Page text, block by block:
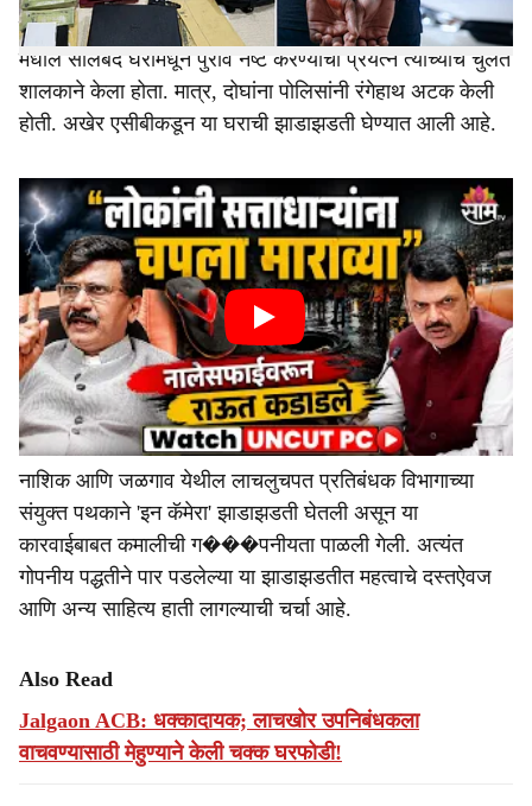
किरण चौधरी यांच्या जळगाव शहरातील साईप्रभा आर्केड अपार्टमेंट
मधील सीलबंद घरामधून पुरावे नष्ट करण्याचा प्रयत्न त्यांच्याच चुलत
शालकाने केला होता. मात्र, दोघांना पोलिसांनी रंगेहाथ अटक केली
होती. अखेर एसीबीकडून या घराची झाडाझडती घेण्यात आली आहे.
नाशिक आणि जळगाव येथील लाचलुचपत प्रतिबंधक विभागाच्या
संयुक्त पथकाने 'इन कॅमेरा' झाडाझडती घेतली असून या
कारवाईबाबत कमालीची ग���पनीयता पाळली गेली. अत्यंत
गोपनीय पद्धतीने पार पडलेल्या या झाडाझडतीत महत्वाचे दस्तऐवज
आणि अन्य साहित्य हाती लागल्याची चर्चा आहे.
Also Read
Jalgaon ACB: धक्कादायक; लाचखोर उपनिबंधकला
वाचवण्यासाठी मेहुण्याने केली चक्क घरफोडी!